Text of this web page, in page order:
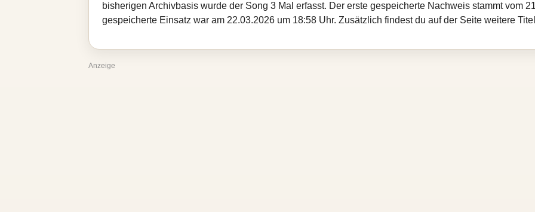
bisherigen Archivbasis wurde der Song 3 Mal erfasst. Der erste gespeicherte Nachweis stammt vom
gespeicherte Einsatz war am 22.03.2026 um 18:58 Uhr. Zusätzlich findest du auf der Seite weitere
Anzeige